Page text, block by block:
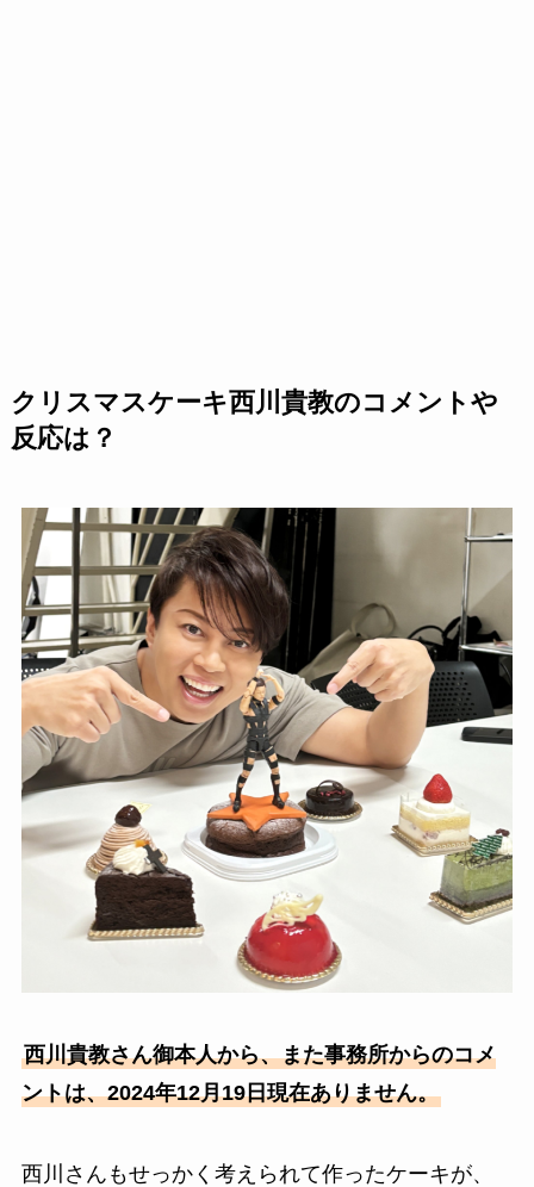
クリスマスケーキ西川貴教のコメントや
反応は？
西川貴教さん御本人から、また事務所からのコメ
ントは、2024年12月19日現在ありません。
西川さんもせっかく考えられて作ったケーキが、